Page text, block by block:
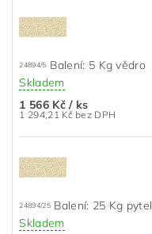
24894/5 Balení: 5 Kg vědro
Skladem
1 566 Kč/ ks
1 294,21 Kč bez DPH
24894/25 Balení: 25 Kg pytel
Skladem